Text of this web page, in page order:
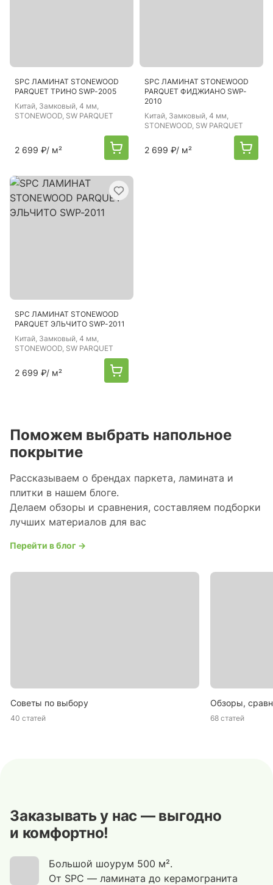
SPC ЛАМИНАТ STONEWOOD
PARQUET ТРИНО SWP-2005
Китай, Замковый, 4 мм,
STONEWOOD, SW PARQUET
2 699 ₽/ м²
SPC ЛАМИНАТ STONEWOOD
PARQUET ФИДЖИАНО SWP-
2010
Китай, Замковый, 4 мм,
STONEWOOD, SW PARQUET
2 699 ₽/ м²
SPC ЛАМИНАТ STONEWOOD
PARQUET ЭЛЬЧИТО SWP-2011
Китай, Замковый, 4 мм,
STONEWOOD, SW PARQUET
2 699 ₽/ м²
Поможем выбрать напольное
покрытие
Рассказываем о брендах паркета, ламината и
плитки в нашем блоге.
Делаем обзоры и сравнения, составляем подборки
лучших материалов для вас
Перейти в блог →
Советы по выбору
40 статей
Обзоры,
68 статей
Заказывать у нас — выгодно
и комфортно!
Большой шоурум 500 м².
От SPC — ламината до керамогранита